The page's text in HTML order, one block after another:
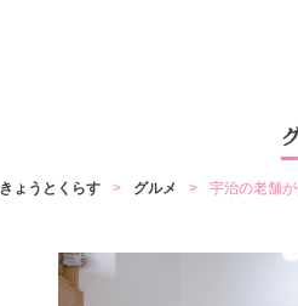
きょうとくらす グルメ 宇治の老舗